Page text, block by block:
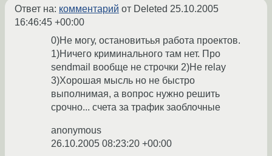
Ответ на: комментарий от Deleted 25.10.2005
16:46:45 +00:00
0)Не могу, остановитьья работа проектов.
1)Ничего криминального там нет. Про
sendmail вообще не строчки 2)Не relay
3)Хорошая мысль но не быстро
выполнимая, а вопрос нужно решить
срочно... счета за трафик заоблочные
anonymous
26.10.2005 08:23:20 +00:00